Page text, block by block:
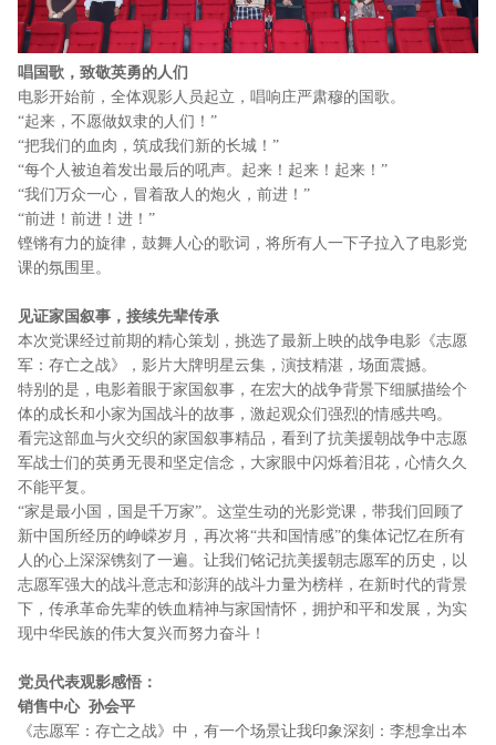
唱国歌，致敬英勇的人们
电影开始前，全体观影人员起立，唱响庄严肃穆的国歌。
“起来，不愿做奴隶的人们！”
“把我们的血肉，筑成我们新的长城！”
“每个人被迫着发出最后的吼声。起来！起来！起来！”
“我们万众一心，冒着敌人的炮火，前进！”
“前进！前进！进！”
铿锵有力的旋律，鼓舞人心的歌词，将所有人一下子拉入了电影党
课的氛围里。
见证家国叙事，接续先辈传承
本次党课经过前期的精心策划，挑选了最新上映的战争电影《志愿
军：存亡之战》，影片大牌明星云集，演技精湛，场面震撼。
特别的是，电影着眼于家国叙事，在宏大的战争背景下细腻描绘个
体的成长和小家为国战斗的故事，激起观众们强烈的情感共鸣。
看完这部血与火交织的家国叙事精品，看到了抗美援朝战争中志愿
军战士们的英勇无畏和坚定信念，大家眼中闪烁着泪花，心情久久
不能平复。
“家是最小国，国是千万家”。这堂生动的光影党课，带我们回顾了
新中国所经历的峥嵘岁月，再次将“共和国情感”的集体记忆在所有
人的心上深深镌刻了一遍。让我们铭记抗美援朝志愿军的历史，以
志愿军强大的战斗意志和澎湃的战斗力量为榜样，在新时代的背景
下，传承革命先辈的铁血精神与家国情怀，拥护和平和发展，为实
现中华民族的伟大复兴而努力奋斗！
党员代表观影感悟：
销售中心 孙会平
《志愿军：存亡之战》中，有一个场景让我印象深刻：李想拿出本